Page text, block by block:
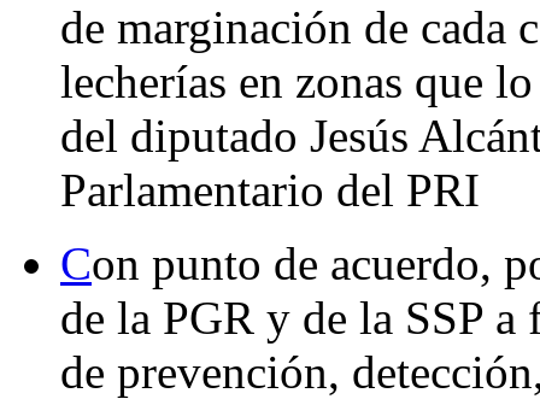
de marginación de cada
lecherías en zonas que
del diputado Jesús
Parlamentario del PRI
Con punto de acuerdo,
de la PGR y de la SSP a
de prevención,